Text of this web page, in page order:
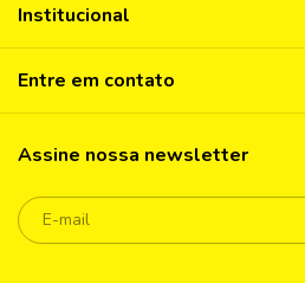
Institucional
Entre em contato
Assine nossa newsletter